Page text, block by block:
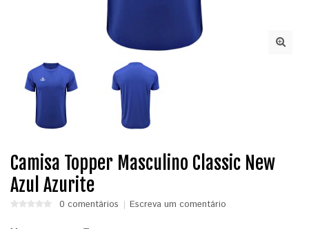
Camisa Topper Masculino Classic New
Azul Azurite
0 comentários Escreva um comentário